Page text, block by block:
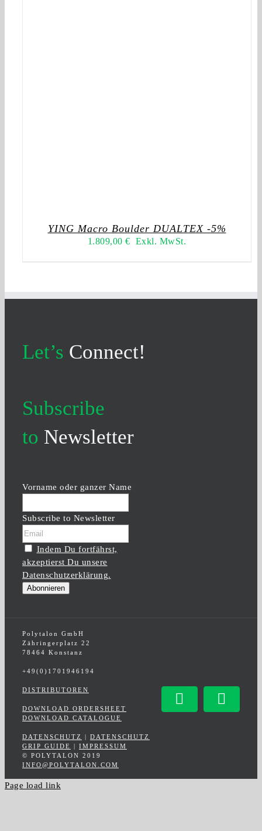
YING Macro Boulder DUALTEX -5%
1.809,00€ Exkl. MwSt.
Let’s Connect!
Subscribe
to Newsletter
Vorname oder ganzer Name
Subscribe to Newsletter
Indem Du fortfährst,
akzeptierst Du unsere
Datenschutzerklärung.
Polytalon GmbH
Zähringerplatz 22
78464 Konstanz
+49(0)1701946194
DISTRIBUTOREN
DOWNLOAD ORDERSHEET
DOWNLOAD CATALOGUE
DATENSCHUTZ
DATENSCHUTZ
GRIP GUIDE
IMPRESSUM
© POLYTALON 2019
INFO@POLYTALON.COM
Facebook
Page load link